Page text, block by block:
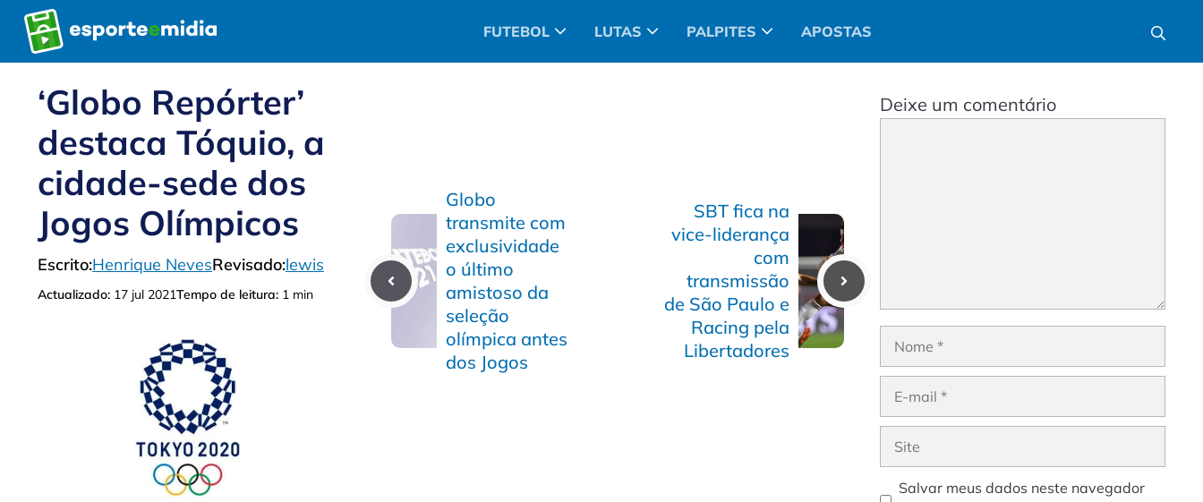
Pular
para
o
FUTEBOL LUTAS PALPITES APOSTAS
‘Globo Repórter’
destaca Tóquio, a
cidade-sede dos
Jogos Olímpicos
Escrito:Henrique NevesRevisado:lewis
Actualizado: 17 jul 2021Tempo de leitura: 1 min
Globo
transmite com
exclusividade
o último
amistoso da
seleção
olímpica antes
dos Jogos
SBT fica na
vice-liderança
com
transmissão
de São Paulo e
Racing pela
Libertadores
Deixe um comentário
Nome
Site
Salvar meus dados neste navegador